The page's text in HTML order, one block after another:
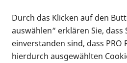
Durch das Klicken auf den
auswählen“ erklären Sie, dass
einverstanden sind, dass PRO
hierdurch ausgewählten